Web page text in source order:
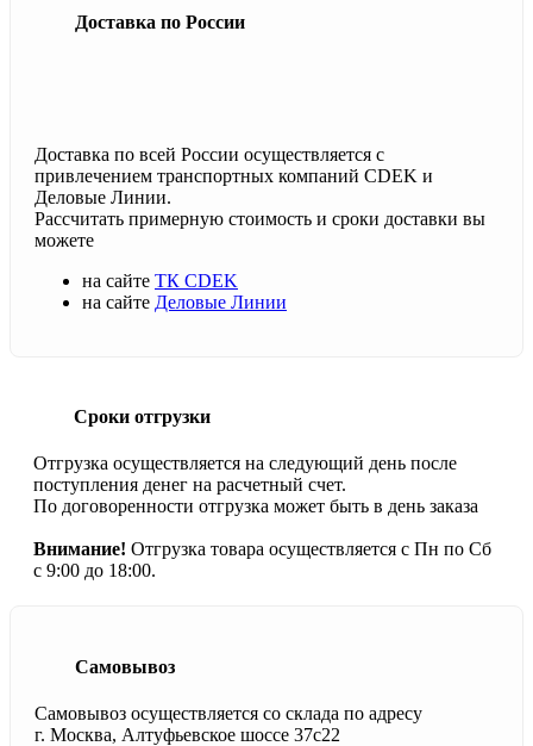
Доставка по России
Доставка по всей России осуществляется с
привлечением транспортных компаний CDEK и
Деловые Линии.
Рассчитать примерную стоимость и сроки доставки вы
можете
на сайте ТК CDEK
на сайте Деловые Линии
Сроки отгрузки
Отгрузка осуществляется на следующий день после
поступления денег на расчетный счет.
По договоренности отгрузка может быть в день заказа
Внимание! Отгрузка товара осуществляется с Пн по Сб
с 9:00 до 18:00.
Самовывоз
Самовывоз осуществляется со склада по адресу
г. Москва, Алтуфьевское шоссе 37с22